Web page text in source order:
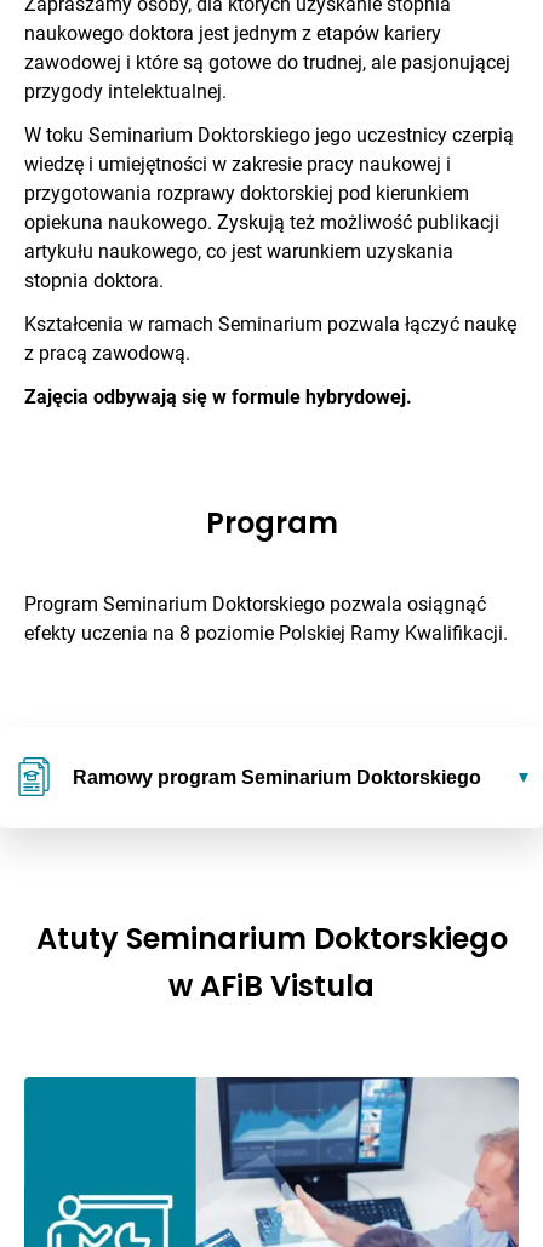
naukowego doktora jest jednym z etapów kariery
zawodowej i które są gotowe do trudnej, ale pasjonującej
przygody intelektualnej.
W toku Seminarium Doktorskiego jego uczestnicy czerpią
wiedzę i umiejętności w zakresie pracy naukowej i
przygotowania rozprawy doktorskiej pod kierunkiem
opiekuna naukowego. Zyskują też możliwość publikacji
artykułu naukowego, co jest warunkiem uzyskania
stopnia doktora.
Kształcenia w ramach Seminarium pozwala łączyć naukę
z pracą zawodową.
Zajęcia odbywają się w formule hybrydowej.
Program
Program Seminarium Doktorskiego pozwala osiągnąć
efekty uczenia na 8 poziomie Polskiej Ramy Kwalifikacji.
Ramowy program Seminarium Doktorskiego
Atuty Seminarium Doktorskiego
w AFiB Vistula